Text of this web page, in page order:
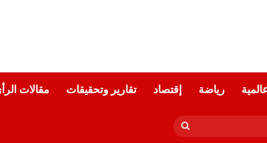
رياضة إقتصاد تقارير وتحقيقات مقالات
بحث